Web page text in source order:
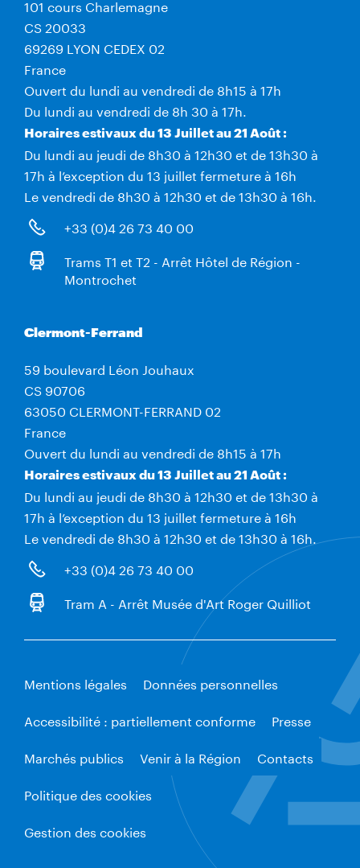
101 cours Charlemagne
CS 20033
69269 LYON CEDEX 02
France
Ouvert du lundi au vendredi de 8h15 à 17h
Du lundi au vendredi de 8h 30 à 17h.
Horaires estivaux du 13 Juillet au 21 Août :
Du lundi au jeudi de 8h30 à 12h30 et de 13h30 à
17h à l’exception du 13 juillet fermeture à 16h
Le vendredi de 8h30 à 12h30 et de 13h30 à 16h.
+33 (0)4 26 73 40 00
Trams T1 et T2 - Arrêt Hôtel de Région -
Montrochet
Clermont-Ferrand
59 boulevard Léon Jouhaux
CS 90706
63050 CLERMONT-FERRAND 02
France
Ouvert du lundi au vendredi de 8h15 à 17h
Horaires estivaux du 13 Juillet au 21 Août :
Du lundi au jeudi de 8h30 à 12h30 et de 13h30 à
17h à l’exception du 13 juillet fermeture à 16h
Le vendredi de 8h30 à 12h30 et de 13h30 à 16h.
+33 (0)4 26 73 40 00
Tram A - Arrêt Musée d'Art Roger Quilliot
Mentions légales
Données personnelles
Accessibilité : partiellement conforme
Presse
Marchés publics
Venir à la Région
Contacts
Politique des cookies
Gestion des cookies